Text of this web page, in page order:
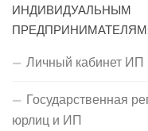
ИНДИВИДУАЛЬНЫМ
ПРЕДПРИНИМАТЕЛЯМ:
Личный кабинет ИП
Государственная
юрлиц и ИП